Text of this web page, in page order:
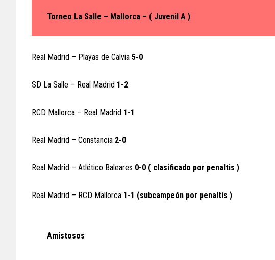
Torneo La Salle – Mallorca – ( Juvenil A )
Real Madrid – Playas de Calvia 5-0
SD La Salle – Real Madrid 1-2
RCD Mallorca – Real Madrid 1-1
Real Madrid – Constancia 2-0
Real Madrid – Atlético Baleares 0-0 ( clasificado por penaltis )
Real Madrid – RCD Mallorca 1-1 (subcampeón por penaltis )
Amistosos